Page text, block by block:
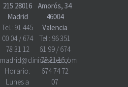
215 28016
Madrid
Tel.: 91 445
00 04/ 674
78 31 12
madrid@clinicascres.com
Horario:
Lunes a
Amorós, 34
46004
Valencia
Tel.: 96 351
61 99/ 674
78 31 16/
674 74 72
07